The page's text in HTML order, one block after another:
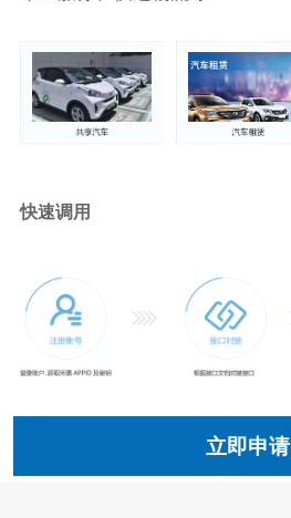
立即申请
快速调用